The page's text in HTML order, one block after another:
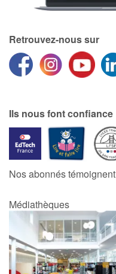
Retrouvez-nous sur
Ils nous font confiance
Nos abonnés témoignent
Médiathèques